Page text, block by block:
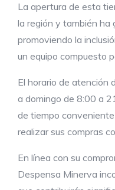
La apertura de esta
la región y también ha
promoviendo la
un equipo compuesto
El horario de atención
a domingo de 8:00 a
de tiempo
realizar sus compras
En línea con su
Despensa Minerva